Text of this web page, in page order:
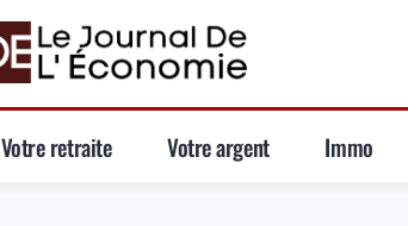
Votre retraite Votre argent Immo